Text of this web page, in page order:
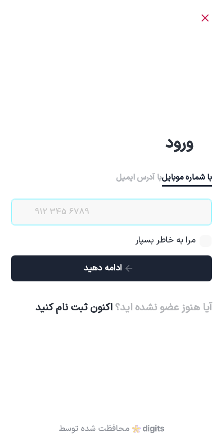
ورود
با شماره موبایلبا آدرس ایمیل
مرا به خاطر بسپار
ادامه دهید
آیا هنوز عضو نشده اید؟ اکنون ثبت نام کنید
محافظت شده توسط